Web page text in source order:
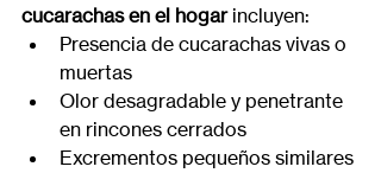
cucarachas en el hogar incluyen:
Presencia de cucarachas vivas o
muertas
Olor desagradable y penetrante
en rincones cerrados
Excrementos pequeños similares